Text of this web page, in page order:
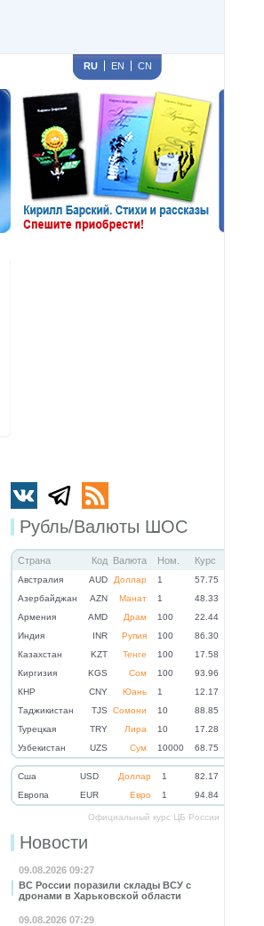
RU EN CN
Рубль/Валюты ШОС
Страна Код Валюта Ном. Курс
Австралия AUD Доллар 1
57.75
Азербайджан
AZN Манат 1
48.33
Армения
AMD Драм 100
22.44
Индия
INR Рупия 100
86.30
Казахстан
KZT Тенге 100
17.58
Киргизия
KGS Сом 100
93.96
КНР
CNY Юань 1
12.17
Таджикистан
TJS Сомони 10
88.85
Турецкая
TRY Лира 10
17.28
Узбекистан
UZS Сум 10000 68.75
Cша USD Доллар 1
82.17
Eвропа
EUR Евро 1 94.84
Официальный курс ЦБ России
Новости
09.08.2026 09:27
ВС России поразили склады ВСУ с
дронами в Харьковской области
09.08.2026 07:29